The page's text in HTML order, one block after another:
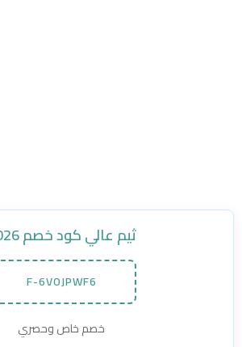
ثيم عالي كود خصم 2026
F-6VOJPWF6
خصم خاص وحصري